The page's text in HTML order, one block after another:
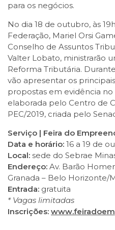
para os negócios.
No dia 18 de outubro, às
Federação, Mariel Orsi
Conselho de Assuntos
Valter Lobato, ministrarão
Reforma Tributária.
vão apresentar os
propostas em evidência no
elaborada pelo Centro de
PEC/2019, criada pelo
Serviço | Feira do
Data e horário: 16 a 19 de
Local: sede do Sebrae
Endereço: Av. Barão
Granada – Belo Horizonte/
Entrada: gratuita
* Vagas limitadas
Inscrições: